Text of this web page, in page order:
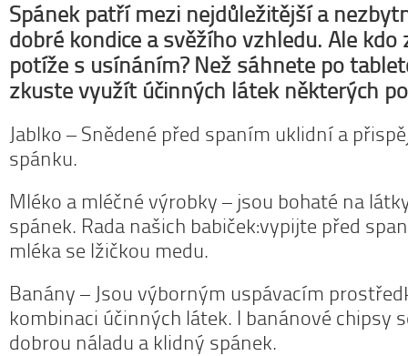
Spánek patří mezi nejdůležitější a
dobré kondice a svěžího vzhledu. Ale kdo
potíže s usínáním? Než sáhnete po
zkuste využít účinných látek některých
Jablko – Snědené před spaním uklidní a
spánku.
Mléko a mléčné výrobky – jsou bohaté na
spánek. Rada našich babiček:vypijte před
mléka se lžičkou medu.
Banány – Jsou výborným uspávacím
kombinaci účinných látek. I banánové chipsy
dobrou náladu a klidný spánek.